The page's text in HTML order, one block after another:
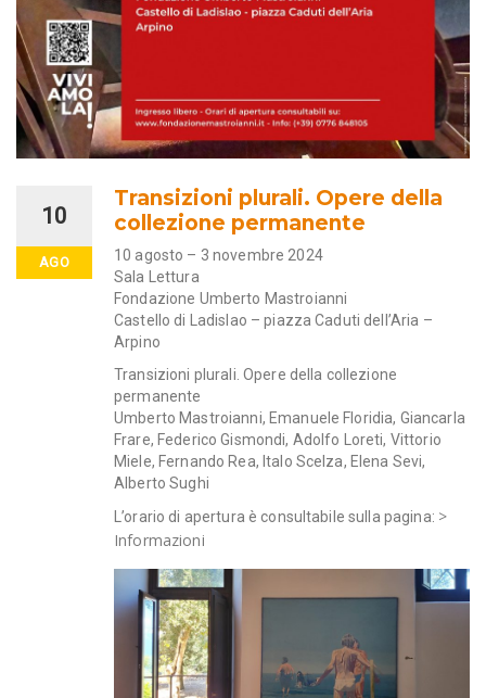
10
AGO
Transizioni plurali. Opere della
collezione permanente
10 agosto – 3 novembre 2024
Sala Lettura
Fondazione Umberto Mastroianni
Castello di Ladislao – piazza Caduti dell’Aria –
Arpino
Transizioni plurali. Opere della collezione
permanente
Umberto Mastroianni, Emanuele Floridia, Giancarla
Frare, Federico Gismondi, Adolfo Loreti, Vittorio
Miele, Fernando Rea, Italo Scelza, Elena Sevi,
Alberto Sughi
L’orario di apertura è consultabile sulla pagina: >
Informazioni